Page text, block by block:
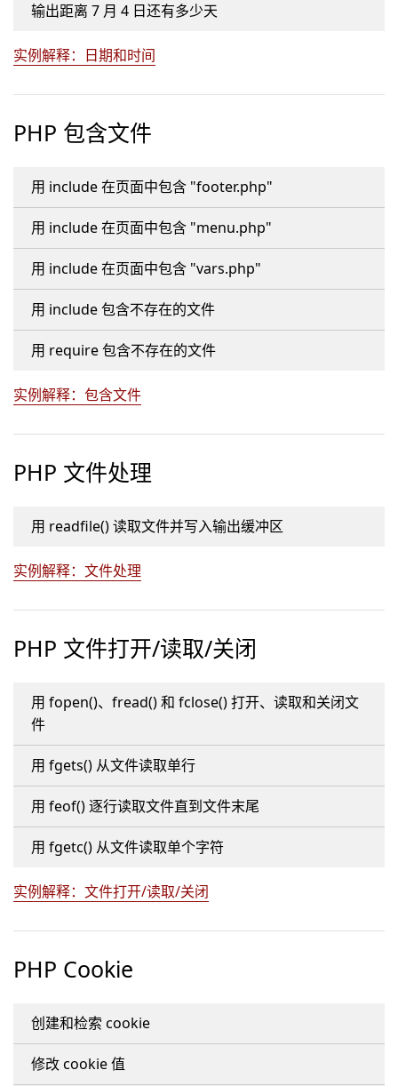
输出距离 7 月 4 日还有多少天
实例解释：日期和时间
PHP 包含文件
用 include 在页面中包含 "footer.php"
用 include 在页面中包含 "menu.php"
用 include 在页面中包含 "vars.php"
用 include 包含不存在的文件
用 require 包含不存在的文件
实例解释：包含文件
PHP 文件处理
用 readfile() 读取文件并写入输出缓冲区
实例解释：文件处理
PHP 文件打开/读取/关闭
用 fopen()、fread() 和 fclose() 打开、读取和关闭文
件
用 fgets() 从文件读取单行
用 feof() 逐行读取文件直到文件末尾
用 fgetc() 从文件读取单个字符
实例解释：文件打开/读取/关闭
PHP Cookie
创建和检索 cookie
修改 cookie 值